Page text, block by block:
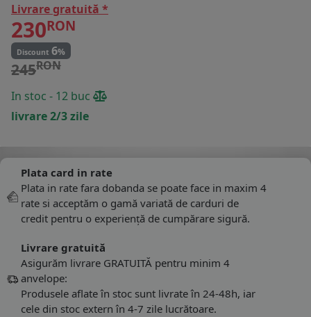
Livrare gratuită *
230RON
Discount 6%
245RON
In stoc - 12 buc
livrare 2/3 zile
Plata card in rate
Plata in rate fara dobanda se poate face in maxim 4
rate si acceptăm o gamă variată de carduri de
credit pentru o experiență de cumpărare sigură.
Livrare gratuită
Asigurăm livrare GRATUITĂ pentru minim 4
anvelope:
Produsele aflate în stoc sunt livrate în 24-48h, iar
cele din stoc extern în 4-7 zile lucrătoare.